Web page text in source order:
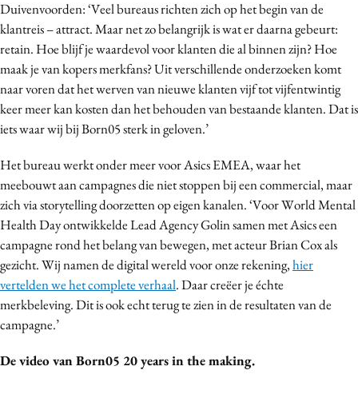
Duivenvoorden: ‘Veel bureaus richten zich op het begin van de
klantreis – attract. Maar net zo belangrijk is wat er daarna gebeurt:
retain. Hoe blijf je waardevol voor klanten die al binnen zijn? Hoe
maak je van kopers merkfans? Uit verschillende onderzoeken komt
naar voren dat het werven van nieuwe klanten vijf tot vijfentwintig
keer meer kan kosten dan het behouden van bestaande klanten. Dat is
iets waar wij bij Born05 sterk in geloven.’
Het bureau werkt onder meer voor Asics EMEA, waar het
meebouwt aan campagnes die niet stoppen bij een commercial, maar
zich via storytelling doorzetten op eigen kanalen. ‘Voor World Mental
Health Day ontwikkelde Lead Agency Golin samen met Asics een
campagne rond het belang van bewegen, met acteur Brian Cox als
gezicht. Wij namen de digital wereld voor onze rekening,hier
vertelden we het complete verhaal. Daar creëer je échte
merkbeleving. Dit is ook echt terug te zien in de resultaten van de
campagne.’
De video van Born05 20 years in the making.